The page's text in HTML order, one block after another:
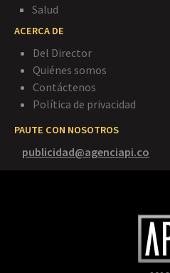
Salud
ACERCA DE
Del Director
Quiénes somos
Contáctenos
Política de privacidad
PAUTE CON NOSOTROS
publicidad@agenciapi.co